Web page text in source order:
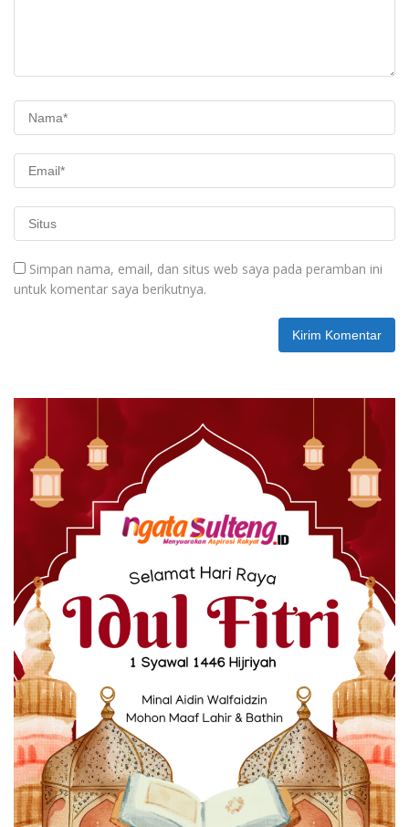
Simpan nama, email, dan situs web saya pada peramban ini
untuk komentar saya berikutnya.